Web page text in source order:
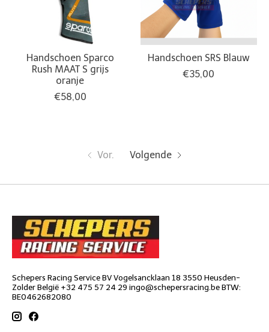
Handschoen Sparco
Rush MAAT S grijs
oranje
€58,00
Handschoen SRS Blauw
€35,00
Vor. Volgende
Schepers Racing Service BV Vogelsancklaan 18 3550 Heusden-
Zolder België +32 475 57 24 29 ingo@schepersracing.beBTW:
BE0462682080